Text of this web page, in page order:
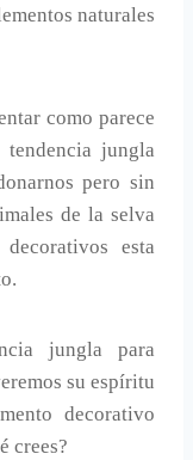
naturales
como parece
tendencia jungla
pero sin
de la selva
esta
jungla para
su espíritu
decorativo
crees?